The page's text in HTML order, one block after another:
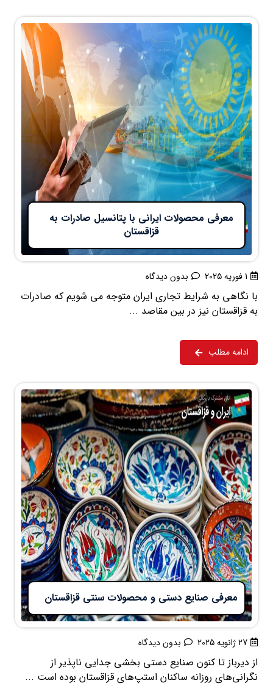
معرفی محصولات ایرانی با پتانسیل صادرات به
قزاقستان
1 فوریه 2025 بدون دیدگاه
با نگاهی به شرایط تجاری ایران متوجه می شویم که صادرات
به قزاقستان نیز در بین مقاصد ...
ادامه مطلب
معرفی صنایع دستی و محصولات سنتی قزاقستان
27 ژانویه 2025 بدون دیدگاه
از دیرباز تا کنون صنایع دستی بخشی جدایی ناپذیر از
نگرانی‌‌های روزانه ساکنان استپ‌‌های قزاقستان بوده است ...